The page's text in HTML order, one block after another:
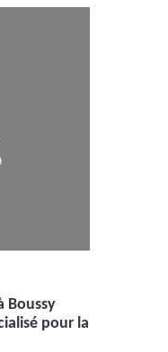
Boussy
pour la